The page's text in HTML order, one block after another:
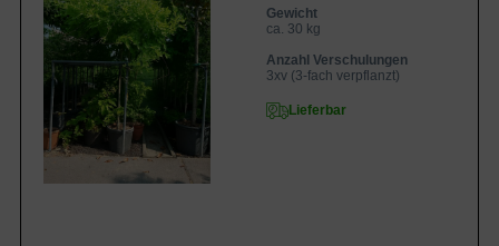
Gewicht
ca. 30 kg
Anzahl Verschulungen
3xv (3-fach verpflanzt)
Lieferbar